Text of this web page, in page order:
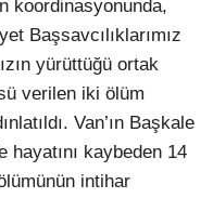
koordinasyonunda,
Başsavcılıklarımız
yürüttüğü ortak
verilen iki ölüm
Van’ın Başkale
kaybeden 14
intihar